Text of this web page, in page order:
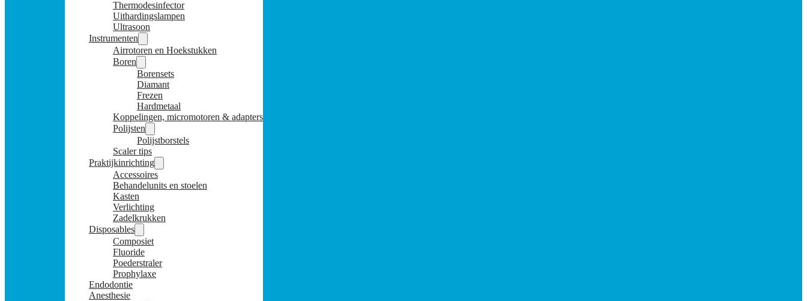
Thermodesinfector
Uithardingslampen
Ultrasoon
Instrumenten
Airrotoren en Hoekstukken
Boren
Borensets
Diamant
Frezen
Hardmetaal
Koppelingen, micromotoren & adapters
Polijsten
Polijstborstels
Scaler tips
Praktijkinrichting
Accessoires
Behandelunits en stoelen
Kasten
Verlichting
Zadelkrukken
Disposables
Composiet
Fluoride
Poederstraler
Prophylaxe
Endodontie
Anesthesie